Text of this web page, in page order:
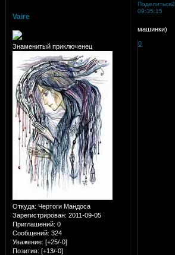
Поделиться
09:35:15
Vaire
Знаменитый приключенец
Откуда: Чертоги Мандоса
Зарегистрирован: 2011-09-05
Приглашений: 0
Сообщений: 324
Уважение: [+25/-0]
Позитив: [+13/-0]
машинки)
0